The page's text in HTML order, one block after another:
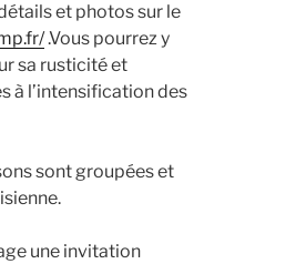
et photos sur le
.Vous pourrez y
sa rusticité et
à l’intensification des
sont groupées et
une invitation